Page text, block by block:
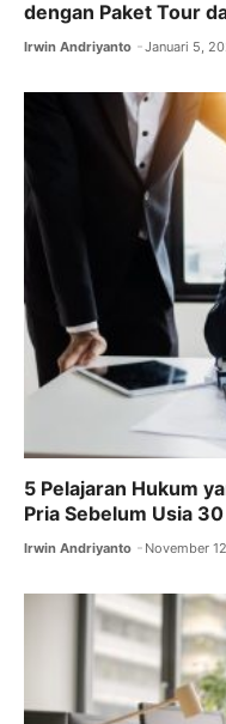
dengan Paket Tour
Irwin Andriyanto Januari 5,
5 Pelajaran Hukum
Pria Sebelum Usia 30
Irwin Andriyanto November